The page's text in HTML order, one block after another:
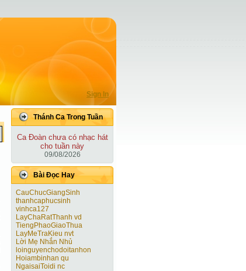
Sign In
Thánh Ca Trong Tuần
Ca Ðoàn chưa có nhạc hát
cho tuần này
09/08/2026
Bài Ðọc Hay
CauChucGiangSinh
thanhcaphucsinh
vinhca127
LayChaRatThanh vd
TiengPhaoGiaoThua
LayMeTraKieu nvt
Lời Mẹ Nhắn Nhủ
loinguyenchodoitanhon
Hoiambinhan qu
NgaisaiToidi nc